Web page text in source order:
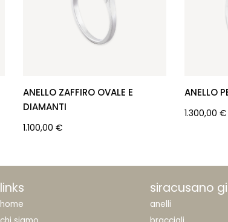
ANELLO ZAFFIRO OVALE E
DIAMANTI
1.100,00 €
ANELLO
1.300,00 €
links
home
siracusano
anelli